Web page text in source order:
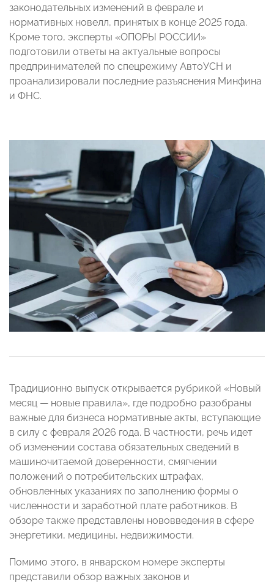
законодательных изменений в феврале и
нормативных новелл, принятых в конце 2025 года.
Кроме того, эксперты «ОПОРЫ РОССИИ»
подготовили ответы на актуальные вопросы
предпринимателей по спецрежиму АвтоУСН и
проанализировали последние разъяснения Минфина
и ФНС.
Традиционно выпуск открывается рубрикой «Новый
месяц — новые правила», где подробно разобраны
важные для бизнеса нормативные акты, вступающие
в силу с февраля 2026 года. В частности, речь идет
об изменении состава обязательных сведений в
машиночитаемой доверенности, смягчении
положений о потребительских штрафах,
обновленных указаниях по заполнению формы о
численности и заработной плате работников. В
обзоре также представлены нововведения в сфере
энергетики, медицины, недвижимости.
Помимо этого, в январском номере эксперты
представили обзор важных законов и